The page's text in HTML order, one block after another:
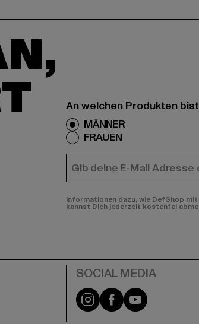
An welchen Produkten
MÄNNER
FRAUEN
E-MAIL
Informationen dazu, wie DefShop
kannst Dich jederzeit kostenfei
Instagram
FacebookYouTube